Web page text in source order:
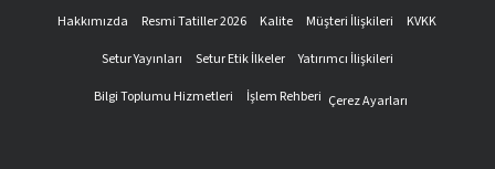
Hakkımızda Resmi Tatiller 2026 Kalite Müşteri İlişkileri
KVKK
Setur Yayınları
Setur Etik İlkeler
Yatırımcı İlişkileri
Bilgi Toplumu Hizmetleri
İşlem Rehberi Çerez Ayarları